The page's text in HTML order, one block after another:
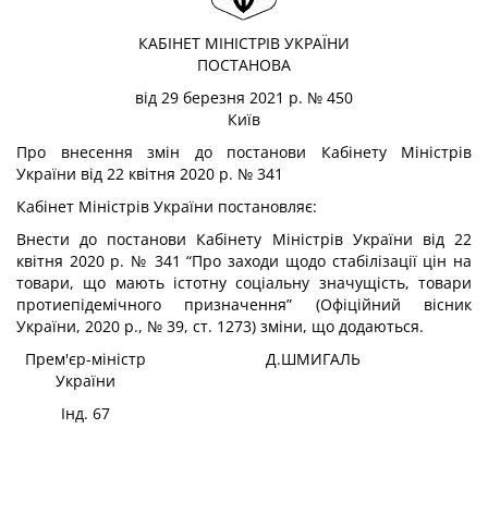
КАБІНЕТ МІНІСТРІВ УКРАЇНИ
ПОСТАНОВА
від 29 березня 2021 р. № 450
Київ
Про внесення змін до постанови Кабінету Міністрів
України від 22 квітня 2020 р. № 341
Кабінет Міністрів України постановляє:
Внести до постанови Кабінету Міністрів України від 22
квітня 2020 р. № 341 “Про заходи щодо стабілізації цін на
товари, що мають істотну соціальну значущість, товари
протиепідемічного призначення” (Офіційний вісник
України, 2020 р., № 39, ст. 1273) зміни, що додаються.
Прем'єр-міністр
України
Д.ШМИГАЛЬ
Інд. 67